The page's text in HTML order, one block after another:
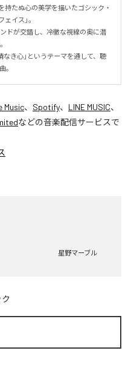
持たぬ心の美学を描いたゴシック・
イス」。
ドが交錯し、冷徹な視線の奥に潜
き心」というテーマを通して、聴
。
Music、 Spotify、 LINE MUSIC、
などの音楽配信サービスで
星野マーブル